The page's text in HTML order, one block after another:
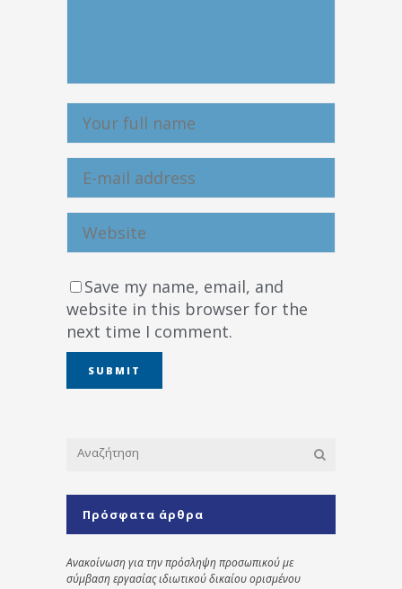
Save my name, email, and
website in this browser for the
next time I comment.
Πρόσφατα άρθρα
Ανακοίνωση για την πρόσληψη προσωπικού με
σύμβαση εργασίας ιδιωτικού δικαίου ορισμένου